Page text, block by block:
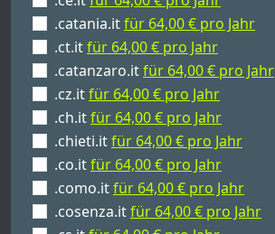
.catania.itfür 64,00 € pro Jahr
.ct.itfür 64,00 € pro Jahr
.catanzaro.itfür 64,00 € pro Jahr
.cz.itfür 64,00 € pro Jahr
.ch.itfür 64,00 € pro Jahr
.chieti.itfür 64,00 € pro Jahr
.co.itfür 64,00 € pro Jahr
.como.itfür 64,00 € pro Jahr
.cosenza.itfür 64,00 € pro Jahr